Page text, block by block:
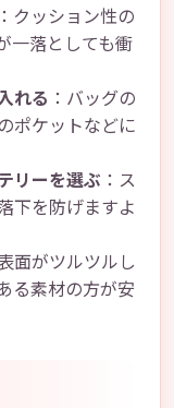
：クッション性の
一落としても衝
れる ：バッグの
ポケットなどに
リーを選ぶ ：ス
下を防げますよ
面がツルツルし
る素材の方が安